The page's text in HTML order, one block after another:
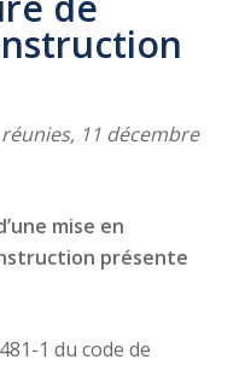
réunies, 11 décembre
mise en
présente
1 du code de